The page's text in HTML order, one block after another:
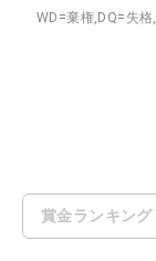
WD=棄権, DQ=失格,
賞金ランキング